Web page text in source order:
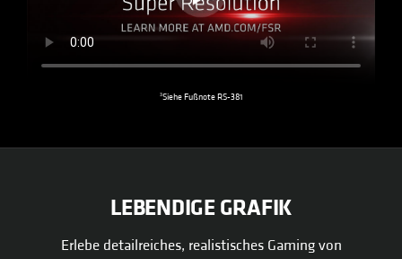
3Siehe Fußnote RS-381
LEBENDIGE GRAFIK
Erlebe detailreiches, realistisches Gaming von